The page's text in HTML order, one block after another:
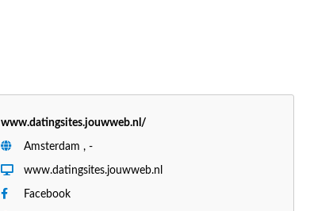
www.datingsites.jouwweb.nl/
Amsterdam , -
www.datingsites.jouwweb.nl
Facebook